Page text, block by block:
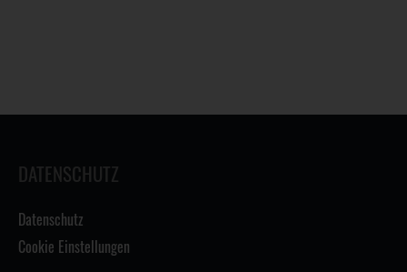
DATENSCHUTZ
Datenschutz
Cookie Einstellungen